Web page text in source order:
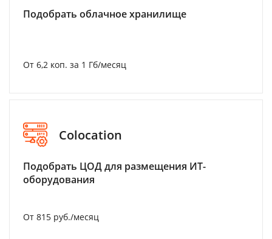
Подобрать облачное хранилище
От 6,2 коп. за 1 Гб/месяц
Colocation
Подобрать ЦОД для размещения ИТ-
оборудования
От 815 руб./месяц